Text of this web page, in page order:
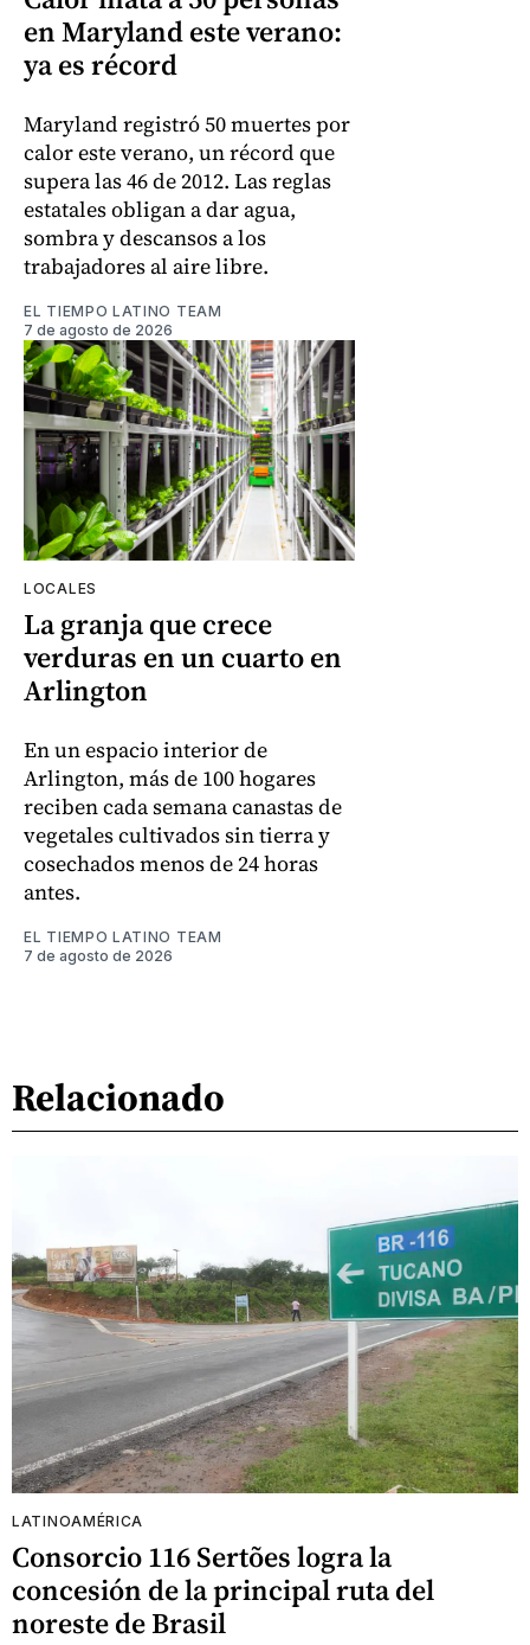
en Maryland este verano:
ya es récord
Maryland registró 50 muertes por
calor este verano, un récord que
supera las 46 de 2012. Las reglas
estatales obligan a dar agua,
sombra y descansos a los
trabajadores al aire libre.
EL TIEMPO LATINO TEAM
7 de agosto de 2026
LOCALES
La granja que crece
verduras en un cuarto en
Arlington
En un espacio interior de
Arlington, más de 100 hogares
reciben cada semana canastas de
vegetales cultivados sin tierra y
cosechados menos de 24 horas
antes.
EL TIEMPO LATINO TEAM
7 de agosto de 2026
Relacionado
LATINOAMÉRICA
Consorcio 116 Sertões logra la
concesión de la principal ruta del
noreste de Brasil